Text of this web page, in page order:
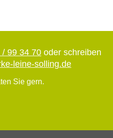
/ 99 34 70 oder schreiben
leine-solling.de
Sie gern.